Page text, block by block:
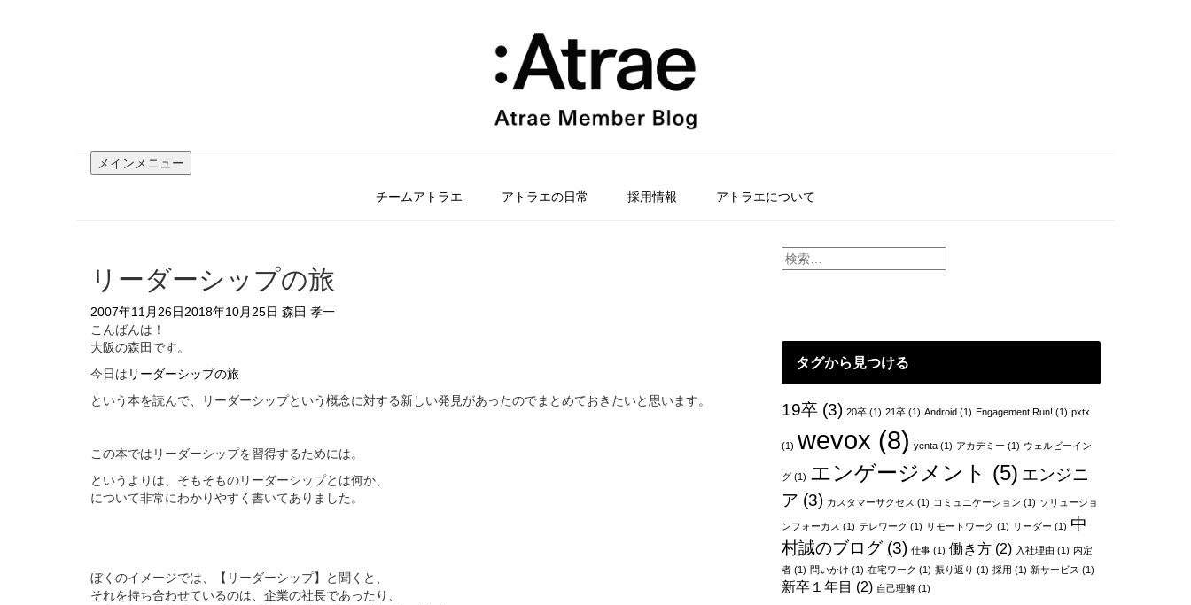
メインメニュー
チームアトラエ アトラエの日常 採用情報 アトラエについて
リーダーシップの旅
2007年11月26日2018年10月25日 森田 孝一
こんばんは！
大阪の森田です。
今日は リーダーシップの旅
という本を読んで、リーダーシップという概念に対する新しい発見があったのでまとめておきたいと思います。
この本ではリーダーシップを習得するためには。
というよりは、そもそものリーダーシップとは何か、
について非常にわかりやすく書いてありました。
ぼくのイメージでは、【リーダーシップ】と聞くと、
それを持ち合わせているのは、企業の社長であったり、
タグから見つける
19卒 (3) 20卒 (1) 21卒 (1) Android (1) Engagement Run! (1) pxtx
(1) wevox (8) yenta (1) アカデミー (1) ウェルビーイン
グ (1) エンゲージメント (5) エンジニ
ア (3) カスタマーサクセス (1) コミュニケーション (1) ソリューショ
ンフォーカス (1) テレワーク (1) リモートワーク (1) リーダー (1) 中
村誠のブログ(3) 仕事 (1) 働き方 (2) 入社理由 (1) 内定
者 (1) 問いかけ (1) 在宅ワーク (1) 振り返り (1) 採用 (1) 新サービス (1)
新卒１年目 (2) 自己理解 (1)